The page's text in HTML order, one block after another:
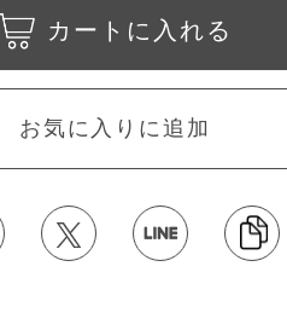
カートに入れる
お気に入りに追加